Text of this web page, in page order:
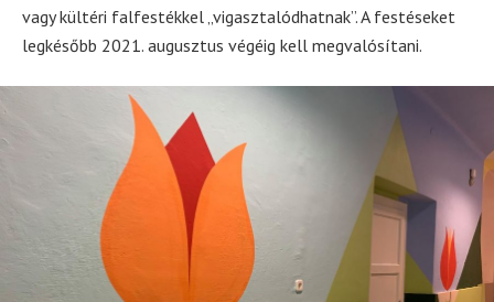
vagy kültéri falfestékkel „vigasztalódhatnak”. A festéseket
legkésőbb 2021. augusztus végéig kell megvalósítani.